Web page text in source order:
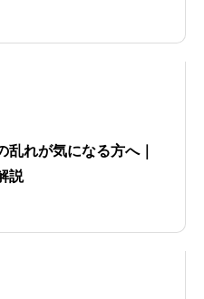
れが気になる方へ｜
説